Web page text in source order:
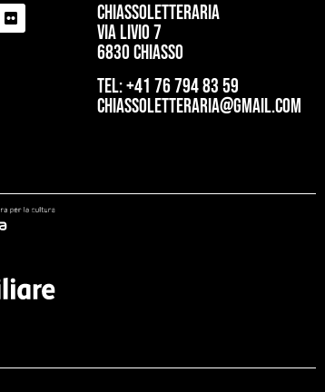
ChiassoLetteraria
Via Livio 7
6830 Chiasso
tel: +41 76 794 83 59
chiassoletteraria@gmail.com